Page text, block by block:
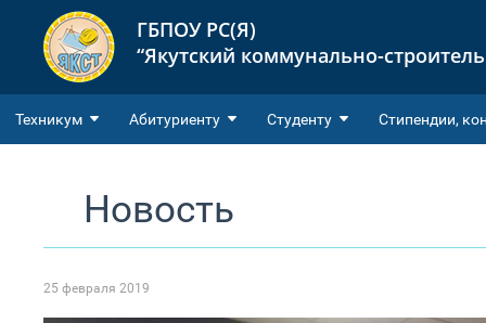
ГБПОУ РС(Я)
“Якутский коммунально-
Техникум Абитуриенту Студенту Cтипендии,
Новость
25 февраля 2019